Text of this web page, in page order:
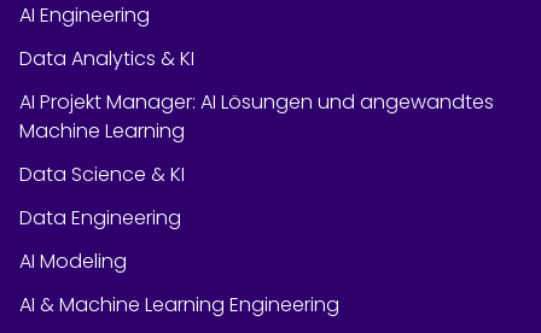
AI Engineering
Data Analytics & KI
AI Projekt Manager: AI Lösungen und angewandtes
Machine Learning
Data Science & KI
Data Engineering
AI Modeling
AI & Machine Learning Engineering